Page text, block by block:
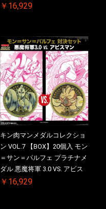
VS. ブロッケン Jr. 2.0 初回シ
ル(非売品)付
￥16,929
キン肉マンメダルコレクショ
ン VOL.7 【BOX】20個入 モン
＝サン＝パルフェ プラチナメ
ダル 悪魔将軍 3.0 VS. アビス
マン 初回シリアルNO.入 ケー
￥16,929